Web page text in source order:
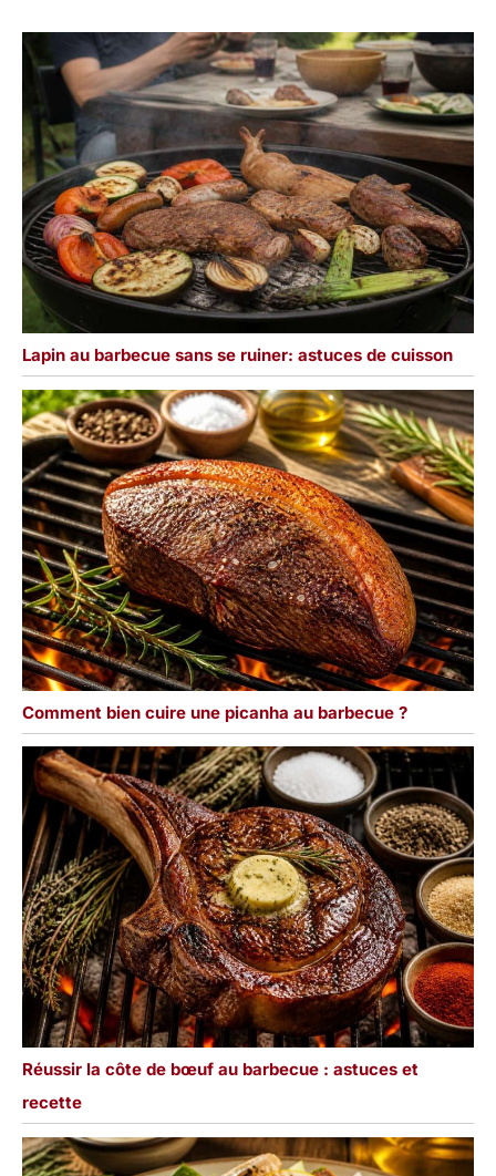
Lapin au barbecue sans se ruiner: astuces de cuisson
Comment bien cuire une picanha au barbecue ?
Réussir la côte de bœuf au barbecue : astuces et
recette